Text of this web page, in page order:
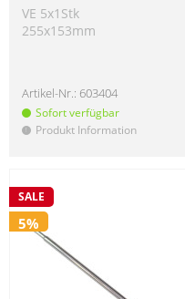
VE 5x1Stk
255x153mm
Artikel-Nr.: 603404
Sofort verfügbar
! Produkt Information
SALE
5%